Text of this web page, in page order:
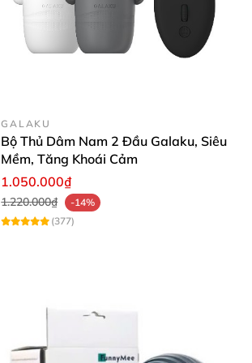
GALAKU
Bộ Thủ Dâm Nam 2 Đầu Galaku, Siêu
Mềm, Tăng Khoái Cảm
1.050.000₫
1.220.000₫
-14%
(377)